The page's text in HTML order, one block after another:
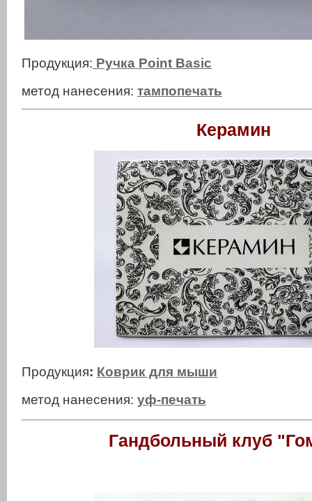
Продукция: Ручка Point Basic
метод нанесения: тампопечать
Керамин
Продукция: Коврик для мыши
метод нанесения: уф-печать
Гандбольный клуб